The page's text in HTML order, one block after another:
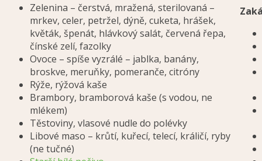
Zelenina – čerstvá, mražená, sterilovaná –
mrkev, celer, petržel, dýně, cuketa, hrášek,
květák, špenát, hlávkový salát, červená řepa,
čínské zelí, fazolky
Ovoce – spíše vyzrálé – jablka, banány,
broskve, meruňky, pomeranče, citróny
Rýže, rýžová kaše
Brambory, bramborová kaše (s vodou, ne
mlékem)
Těstoviny, vlasové nudle do polévky
Libové maso – krůtí, kuřecí, telecí, králičí, ryby
(ne tučné)